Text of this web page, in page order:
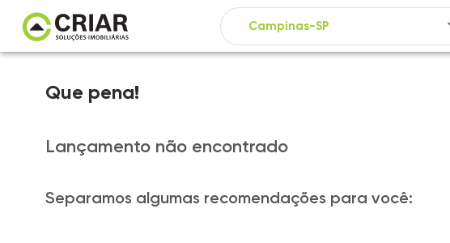
Que pena!
Lançamento não encontrado
Separamos algumas recomendações para você: